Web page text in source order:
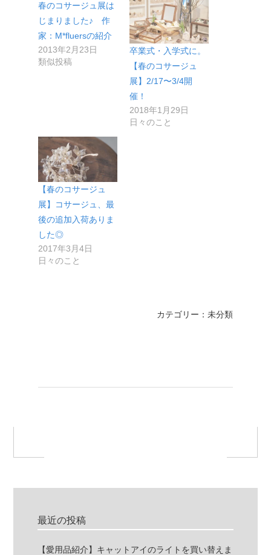
春のコサージュ展は
じまりました♪ 作
家：M*fluersの紹介
2013年2月23日
類似投稿
卒業式・入学式に。
【春のコサージュ
展】2/17〜3/4開
催！
2018年1月29日
日々のこと
【春のコサージュ
展】コサージュ、最
後の追加入荷ありま
した◎
2017年3月4日
日々のこと
カテゴリー：未分類
最近の投稿
【愛用品紹介】キャットアイのライトを買い替えま